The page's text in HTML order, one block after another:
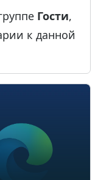
Гости,
к данной